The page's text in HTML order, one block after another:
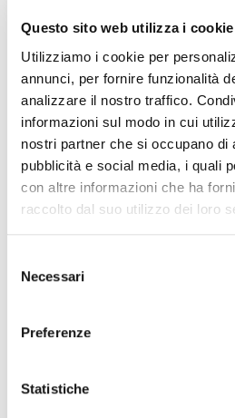
Questo sito web utilizza i cookie
Utilizziamo i cookie per
annunci, per fornire funzionalità
analizzare il nostro traffico.
informazioni sul modo in cui
nostri partner che si occupano di
pubblicità e social media, i quali
con altre informazioni che ha
raccolto dal suo utilizzo dei loro
delNecessari
Preferenze
Statistiche
Superiore Statale GALILEO
Procedura aperta per
servizio di ristorazione
Superiore Statale G. Galilei di
Stazione unica appaltante p/c di
Procedura per l'acquisto di un
scansione (SEM) dotato di
elementare x-eds, destinato al
grandi strumenti (CIGS)
Serramazzoni – Lavori di messa
movimento franoso lungo via
n. 13/2023 e n. 33/2023 del